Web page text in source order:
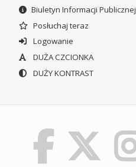
Biuletyn Informacji Publicznej
Posłuchaj teraz
Logowanie
DUŻA CZCIONKA
DUŻY KONTRAST